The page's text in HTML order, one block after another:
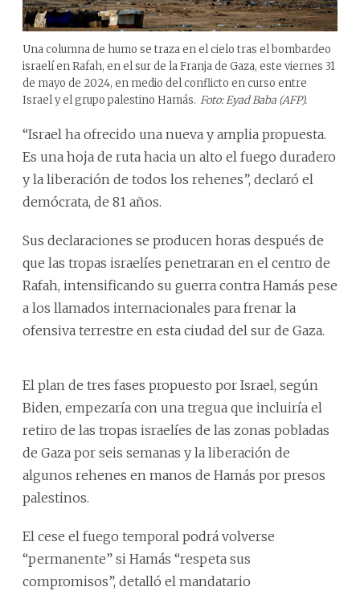
Una columna de humo se traza en el cielo tras el bombardeo
israelí en Rafah, en el sur de la Franja de Gaza, este viernes 31
de mayo de 2024, en medio del conflicto en curso entre
Israel y el grupo palestino Hamás. Foto: Eyad Baba (AFP).
“Israel ha ofrecido una nueva y amplia propuesta.
Es una hoja de ruta hacia un alto el fuego duradero
y la liberación de todos los rehenes”, declaró el
demócrata, de 81 años.
Sus declaraciones se producen horas después de
que las tropas israelíes penetraran en el centro de
Rafah, intensificando su guerra contra Hamás pese
a los llamados internacionales para frenar la
ofensiva terrestre en esta ciudad del sur de Gaza.
El plan de tres fases propuesto por Israel, según
Biden, empezaría con una tregua que incluiría el
retiro de las tropas israelíes de las zonas pobladas
de Gaza por seis semanas y la liberación de
algunos rehenes en manos de Hamás por presos
palestinos.
El cese el fuego temporal podrá volverse
“permanente” si Hamás “respeta sus
compromisos”, detalló el mandatario